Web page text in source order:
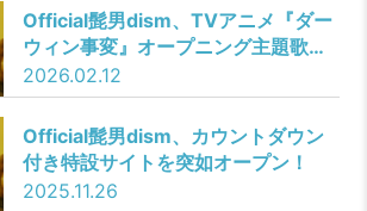
Official髭男dism、TVアニメ『ダー
ウィン事変』オープニング主題歌の
最新曲「Make Me Wonder」メイ
キング映像を公開！
2026.02.12
Official髭男dism、カウントダウン
付き特設サイトを突如オープン！
2025.11.26